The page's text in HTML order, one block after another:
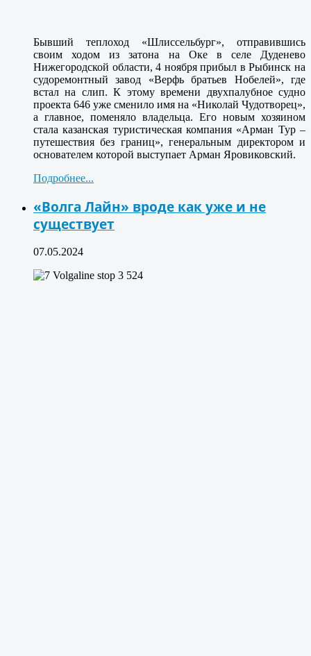
Бывший теплоход «Шлиссельбург», отправившись
своим ходом из затона на Оке в селе Дуденево
Нижегородской области, 4 ноября прибыл в Рыбинск на
судоремонтный завод «Верфь братьев Нобелей», где
встал на слип. К этому времени двухпалубное судно
проекта 646 уже сменило имя на «Николай Чудотворец»,
а главное, поменяло владельца. Его новым хозяином
стала казанская туристическая компания «Арман Тур –
путешествия без границ», генеральным директором и
основателем которой выступает Арман Яровиковский.
Подробнее...
«Волга Лайн» вроде как уже и не
существует
07.05.2024